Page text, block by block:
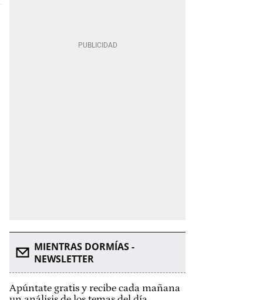
MIENTRAS DORMÍAS -
NEWSLETTER
Apúntate gratis y recibe cada mañana